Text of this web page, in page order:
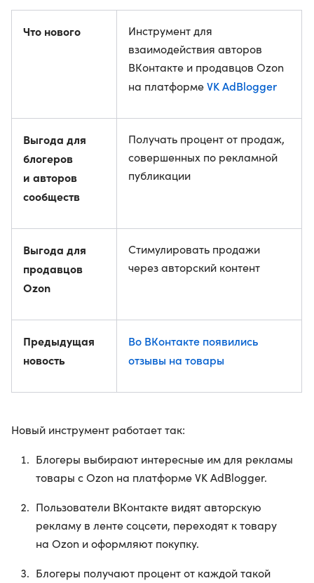
Что нового
Инструмент для
взаимодействия авторов
ВКонтакте и продавцов Ozon
на платформеVK AdBlogger
Выгода для
блогеров
и авторов
сообществ
Получать процент от продаж,
совершенных по рекламной
публикации
Выгода для
продавцов
Ozon
Стимулировать продажи
через авторский контент
Предыдущая
новость
Во ВКонтакте появились
отзывы на товары
Новый инструмент работает так:
Блогеры выбирают интересные им для рекламы
товары с Ozon на платформе VK AdBlogger.
Пользователи ВКонтакте видят авторскую
рекламу в ленте соцсети, переходят к товару
на Ozon и оформляют покупку.
Блогеры получают процент от каждой такой